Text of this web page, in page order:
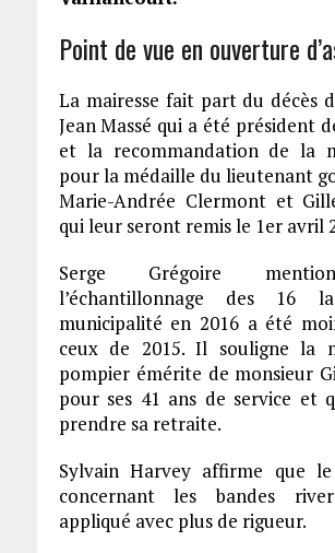
Point de vue en ouverture
La mairesse fait part du décès
Jean Massé qui a été président
et la recommandation de la
pour la médaille du lieutenant
Marie-Andrée Clermont et
qui leur seront remis le 1er avril
Serge Grégoire
l’échantillonnage des 16
municipalité en 2016 a été
ceux de 2015. Il souligne la
pompier émérite de monsieur
pour ses 41 ans de service et
prendre sa retraite.
Sylvain Harvey affirme que
concernant les bandes
appliqué avec plus de rigueur.